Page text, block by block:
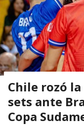
Chile rozó
sets ante
Copa